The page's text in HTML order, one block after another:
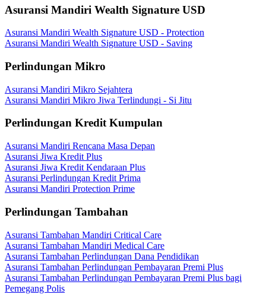
Asuransi Mandiri Wealth Signature USD
Asuransi Mandiri Wealth Signature USD - Protection
Asuransi Mandiri Wealth Signature USD - Saving
Perlindungan Mikro
Asuransi Mandiri Mikro Sejahtera
Asuransi Mandiri Mikro Jiwa Terlindungi - Si Jitu
Perlindungan Kredit Kumpulan
Asuransi Mandiri Rencana Masa Depan
Asuransi Jiwa Kredit Plus
Asuransi Jiwa Kredit Kendaraan Plus
Asuransi Perlindungan Kredit Prima
Asuransi Mandiri Protection Prime
Perlindungan Tambahan
Asuransi Tambahan Mandiri Critical Care
Asuransi Tambahan Mandiri Medical Care
Asuransi Tambahan Perlindungan Dana Pendidikan
Asuransi Tambahan Perlindungan Pembayaran Premi Plus
Asuransi Tambahan Perlindungan Pembayaran Premi Plus bagi
Pemegang Polis